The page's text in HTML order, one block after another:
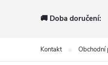
🚚 Doba doručení:
Kontakt Obchodní